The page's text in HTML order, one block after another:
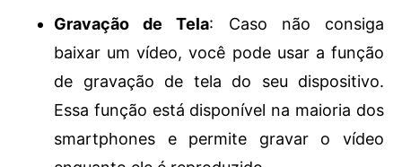
Gravação de Tela: Caso não consiga
baixar um vídeo, você pode usar a função
de gravação de tela do seu dispositivo.
Essa função está disponível na maioria dos
smartphones e permite gravar o vídeo